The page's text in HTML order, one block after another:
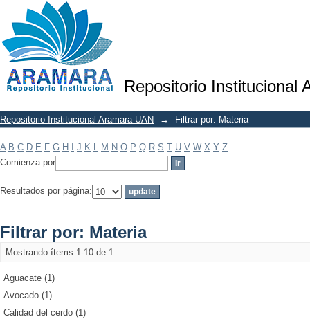
Repositorio Institucional
Filtrar por: Materia
Repositorio Institucional Aramara-UAN → Filtrar por: Materia
A B C D E F G H J K L M N O P Q R S T U V W X Y Z
Comienza por
Resultados por página:
Filtrar por: Materia
Mostrando ítems 1-10 de 1
Aguacate (1)
Avocado (1)
Calidad del cerdo (1)